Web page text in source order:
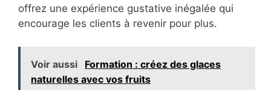
offrez une expérience gustative inégalée qui
encourage les clients à revenir pour plus.
Voir aussi
Formation : créez des glaces
naturelles avec vos fruits